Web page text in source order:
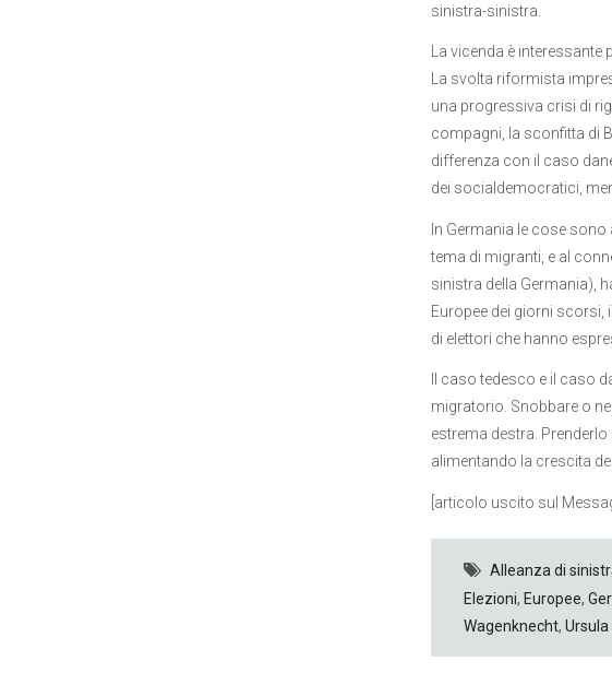
sinistra-sinistra.
La vicenda è
La svolta riformista
una progressiva crisi di
compagni, la sconfitta di
differenza con il caso
dei socialdemocratici,
In Germania le cose
tema di migranti, e al
sinistra della Germania),
Europee dei giorni scorsi,
di elettori che hanno
Il caso tedesco e il caso
migratorio. Snobbare o
estrema destra.
alimentando la crescita
[articolo uscito sul
Alleanza di
Elezioni, Europee,
Wagenknecht, Ursula